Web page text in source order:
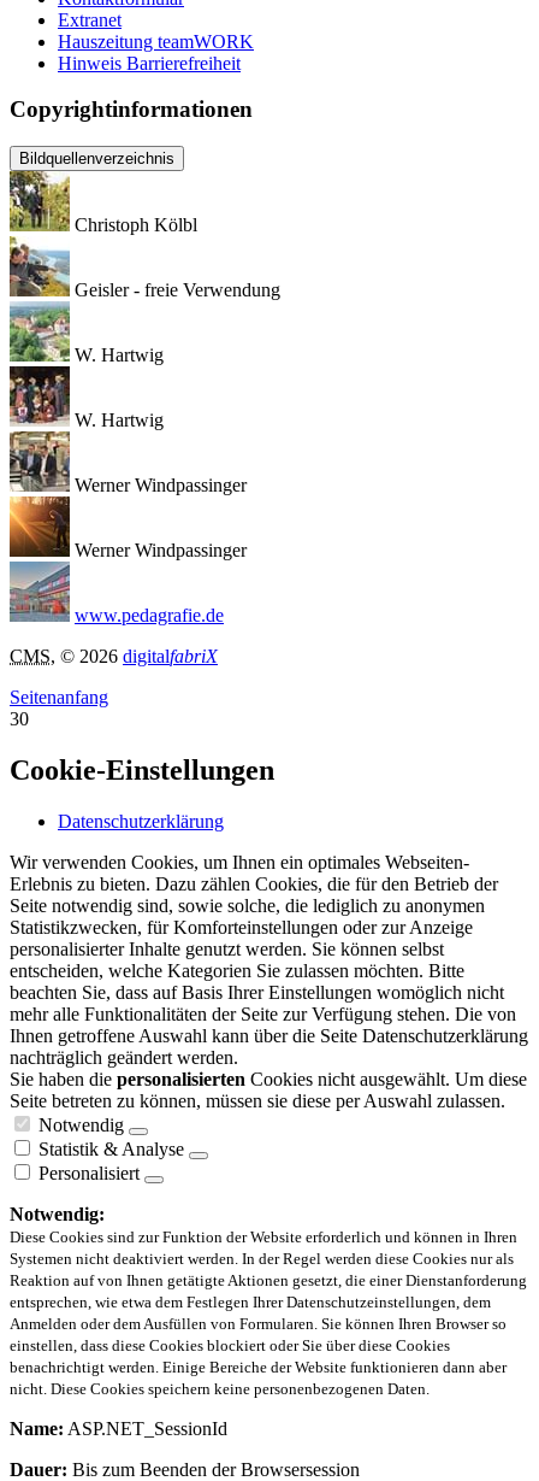
Extranet
Hauszeitung teamWORK
Hinweis Barrierefreiheit
Copyrightinformationen
Bildquellenverzeichnis
Christoph Kölbl
Geisler - freie Verwendung
W. Hartwig
W. Hartwig
Werner Windpassinger
Werner Windpassinger
www.pedagrafie.de
CMS, © 2026 digitalfabriX
Seitenanfang
30
Cookie-Einstellungen
Datenschutzerklärung
Wir verwenden Cookies, um Ihnen ein optimales Webseiten-
Erlebnis zu bieten. Dazu zählen Cookies, die für den Betrieb der
Seite notwendig sind, sowie solche, die lediglich zu anonymen
Statistikzwecken, für Komforteinstellungen oder zur Anzeige
personalisierter Inhalte genutzt werden. Sie können selbst
entscheiden, welche Kategorien Sie zulassen möchten. Bitte
beachten Sie, dass auf Basis Ihrer Einstellungen womöglich nicht
mehr alle Funktionalitäten der Seite zur Verfügung stehen. Die von
Ihnen getroffene Auswahl kann über die Seite Datenschutzerklärung
nachträglich geändert werden.
Sie haben die personalisierten Cookies nicht ausgewählt. Um diese
Seite betreten zu können, müssen sie diese per Auswahl zulassen.
Notwendig
Statistik & Analyse
Personalisiert
Notwendig:
Diese Cookies sind zur Funktion der Website erforderlich und können in Ihren
Systemen nicht deaktiviert werden. In der Regel werden diese Cookies nur als
Reaktion auf von Ihnen getätigte Aktionen gesetzt, die einer Dienstanforderung
entsprechen, wie etwa dem Festlegen Ihrer Datenschutzeinstellungen, dem
Anmelden oder dem Ausfüllen von Formularen. Sie können Ihren Browser so
einstellen, dass diese Cookies blockiert oder Sie über diese Cookies
benachrichtigt werden. Einige Bereiche der Website funktionieren dann aber
nicht. Diese Cookies speichern keine personenbezogenen Daten.
Name: ASP.NET_SessionId
Dauer: Bis zum Beenden der Browsersession